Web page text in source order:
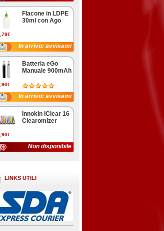
Flacone in LDPE
30ml con Ago
In arrivo: avvisami
Batteria eGo
Manuale 900mAh
In arrivo: avvisami
Innokin iClear 16
Clearomizer
Non disponibile
LINKS UTILI